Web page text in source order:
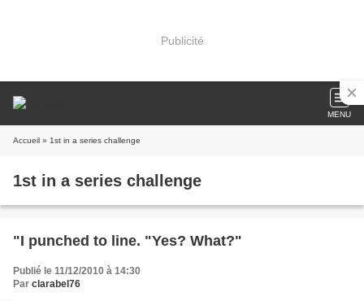
Publicité
MENU
Accueil » 1st in a series challenge
1st in a series challenge
"I punched to line. "Yes? What?"
Publié le 11/12/2010 à 14:30
Par clarabel76